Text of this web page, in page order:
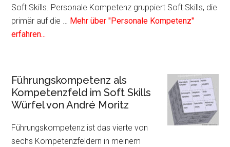
Soft Skills. Personale Kompetenz gruppiert Soft Skills, die
primär auf die … Mehr über "Personale Kompetenz"
erfahren...
Personale
Kompetenz
als
im
Soft
Führungskompetenz als
Kompetenzfeld im Soft Skills
Würfel von André Moritz
Führungskompetenz ist das vierte von
sechs Kompetenzfeldern in meinem